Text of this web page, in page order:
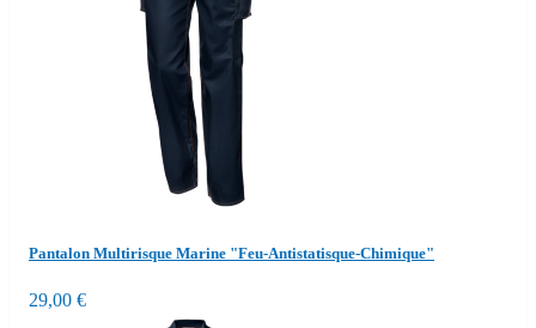
Pantalon Multirisque Marine "Feu-Antistatisque-Chimique"
29,00 €